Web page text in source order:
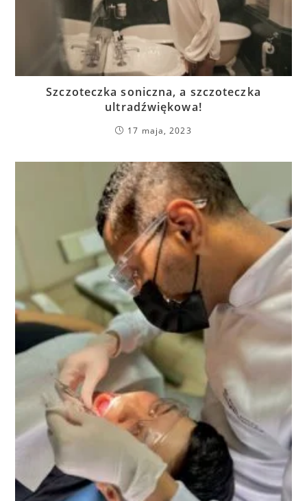
Szczoteczka soniczna, a szczoteczka
ultradźwiękowa!
17 maja, 2023